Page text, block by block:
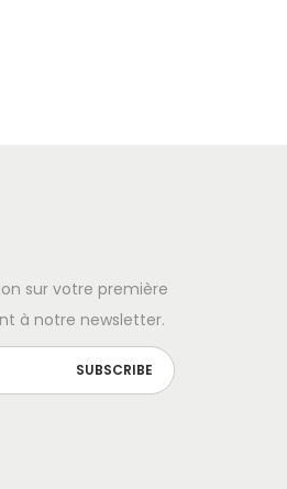
sur votre première
à notre newsletter.